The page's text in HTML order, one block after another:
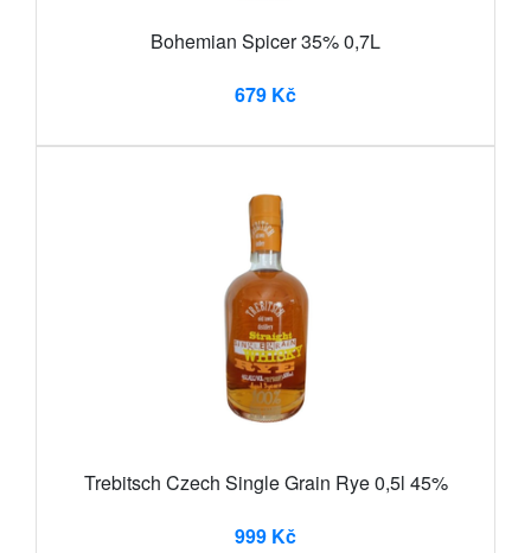
Bohemian Spicer 35% 0,7L
679 Kč
Trebitsch Czech Single Grain Rye 0,5l 45%
999 Kč